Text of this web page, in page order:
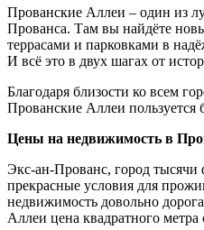
Прованские Аллеи – один из
Прованса. Там вы найдёте
террасами и парковками в
И всё это в двух шагах от
Благодаря близости ко всем
Прованские Аллеи
Цены на недвижимость в
Экс-ан-Прованс, город тысячи
прекрасные условия для
недвижимость довольно
Аллеи цена квадратного метра